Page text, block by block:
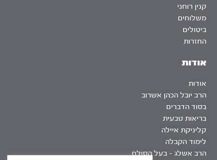
אודות
אודות
הרב יובל הכהן אשרוב
בסוד הדברים
בריאות טבעית
קליניקת איילה
לימוד הקבלה
הרב אשלג – בעל הסולם
קנין רוחני
משלוחים
ביטולים
החזרות